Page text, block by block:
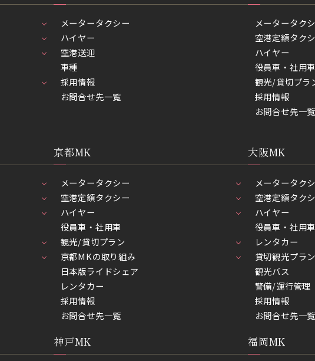
メータータクシー
ハイヤー
空港送迎
車種
採用情報
お問合せ先一覧
メータータク
空港定額タク
ハイヤー
役員車・社用車
観光/貸切プラ
採用情報
お問合せ先一覧
京都MK
メータータクシー
空港定額タクシー
ハイヤー
役員車・社用車
観光/貸切プラン
京都MKの取り組み
日本版ライドシェア
レンタカー
採用情報
お問合せ先一覧
大阪MK
メータータク
空港定額タク
ハイヤー
役員車・社用車
レンタカー
貸切観光プラン
観光バス
警備/運行管理
採用情報
お問合せ先一覧
神戸MK 福岡MK